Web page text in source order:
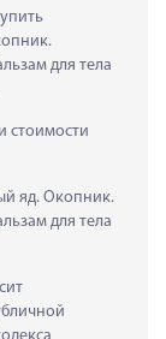
для тела
стоимости
яд. Окопник.
для тела